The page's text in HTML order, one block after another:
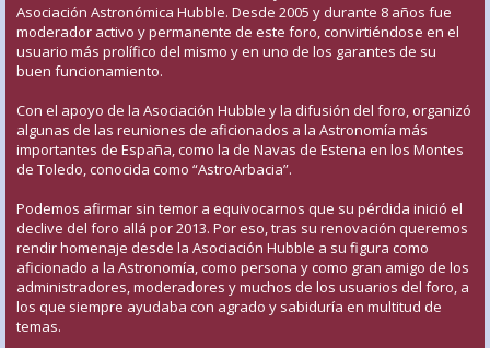
Asociación Astronómica Hubble. Desde 2005 y durante 8 años fue
moderador activo y permanente de este foro, convirtiéndose en el
usuario más prolífico del mismo y en uno de los garantes de su
buen funcionamiento.
Con el apoyo de la Asociación Hubble y la difusión del foro, organizó
algunas de las reuniones de aficionados a la Astronomía más
importantes de España, como la de Navas de Estena en los Montes
de Toledo, conocida como “AstroArbacia”.
Podemos afirmar sin temor a equivocarnos que su pérdida inició el
declive del foro allá por 2013. Por eso, tras su renovación queremos
rendir homenaje desde la Asociación Hubble a su figura como
aficionado a la Astronomía, como persona y como gran amigo de los
administradores, moderadores y muchos de los usuarios del foro, a
los que siempre ayudaba con agrado y sabiduría en multitud de
temas.